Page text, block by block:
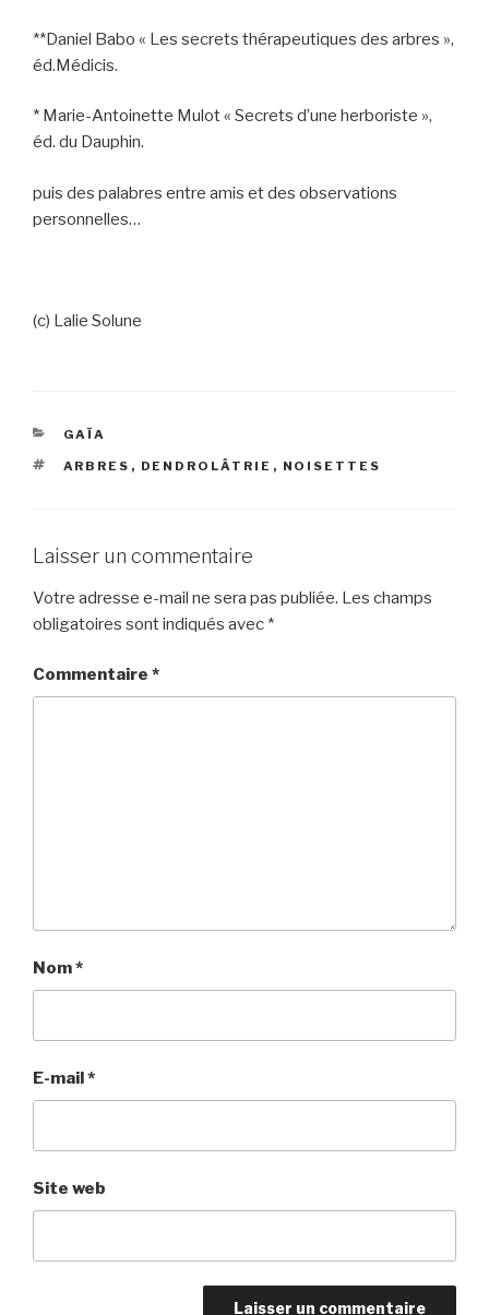
**Daniel Babo « Les secrets thérapeutiques des arbres »,
éd.Médicis.
* Marie-Antoinette Mulot « Secrets d’une herboriste »,
éd. du Dauphin.
puis des palabres entre amis et des observations
personnelles…
(c) Lalie Solune
CATÉGORIES
GAÏA
ÉTIQUETTES
ARBRES , DENDROLÂTRIE , NOISETTES
Laisser un commentaire
Votre adresse e-mail ne sera pas publiée. Les champs
obligatoires sont indiqués avec *
Commentaire *
Nom*
E-mail*
Site web